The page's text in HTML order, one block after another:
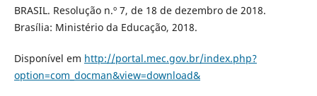
BRASIL. Resolução n.º 7, de 18 de dezembro de 2018.
Brasília: Ministério da Educação, 2018.
Disponível em http://portal.mec.gov.br/index.php?
option=com_docman&view=download&